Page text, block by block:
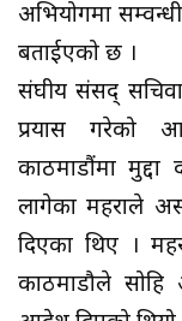
अभियोगमा
बताईएको छ ।
संघीय संसद्
प्रयास गरेको
काठमाडौंमा
लागेका महराले
दिएका थिए ।
काठमाडौले सोहि